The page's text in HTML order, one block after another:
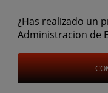
¿Has realizado un
Administracion de